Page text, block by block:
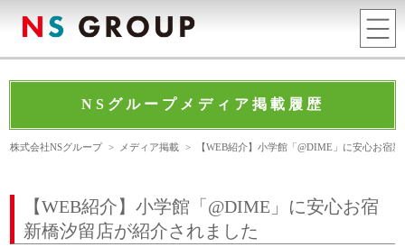
NSグループメディア掲載履歴
株式会社NSグループ > メディア掲載 > 【WEB紹介】小学館「@DIME」に安心お宿
【WEB紹介】小学館「@DIME」に安心お宿
新橋汐留店が紹介されました